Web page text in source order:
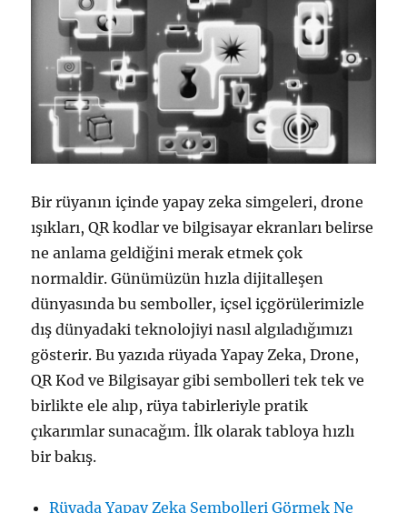
Bir rüyanın içinde yapay zeka simgeleri, drone
ışıkları, QR kodlar ve bilgisayar ekranları belirse
ne anlama geldiğini merak etmek çok
normaldir. Günümüzün hızla dijitalleşen
dünyasında bu semboller, içsel içgörülerimizle
dış dünyadaki teknolojiyi nasıl algıladığımızı
gösterir. Bu yazıda rüyada Yapay Zeka, Drone,
QR Kod ve Bilgisayar gibi sembolleri tek tek ve
birlikte ele alıp, rüya tabirleriyle pratik
çıkarımlar sunacağım. İlk olarak tabloya hızlı
bir bakış.
Rüyada Yapay Zeka Sembolleri Görmek Ne